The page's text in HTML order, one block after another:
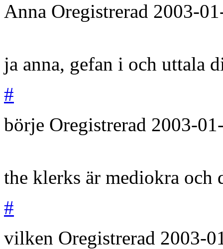
Anna Oregistrerad 2003-
ja anna, gefan i och uttala
#
börje Oregistrerad 2003-
the klerks är mediokra och
#
vilken Oregistrerad 2003-